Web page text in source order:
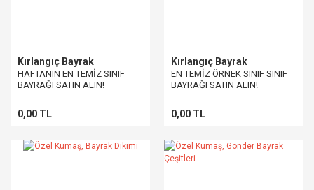
Kırlangıç Bayrak
HAFTANIN EN TEMİZ SINIF
BAYRAĞI SATIN ALIN!
0,00 TL
Kırlangıç Bayrak
EN TEMİZ ÖRNEK SINIF SINIF
BAYRAĞI SATIN ALIN!
0,00 TL